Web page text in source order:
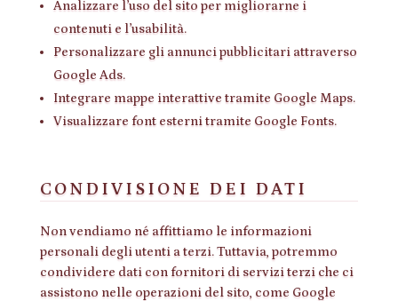
Analizzare l’uso del sito per migliorarne i
contenuti e l’usabilità.
Personalizzare gli annunci pubblicitari attraverso
Google Ads.
Integrare mappe interattive tramite Google Maps.
Visualizzare font esterni tramite Google Fonts.
CONDIVISIONE DEI DATI
Non vendiamo né affittiamo le informazioni
personali degli utenti a terzi. Tuttavia, potremmo
condividere dati con fornitori di servizi terzi che ci
assistono nelle operazioni del sito, come Google